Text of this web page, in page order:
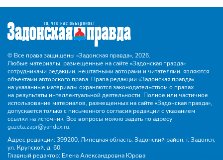
© Все права защищены «Задонская правда», 2026.
Любые материалы, размещенные на сайте «Задонская правда»
сотрудниками редакции, нештатными авторами и читателями, являются
объектами авторского права. Права редакции «Задонская правда»
на указанные материалы охраняются законодательством о правах
на результаты интеллектуальной деятельности. Полное или частичное
использование материалов, размещенных на сайте «Задонская правда»,
допускается только с письменного согласия редакции с указанием
ссылки на источник. Все вопросы можно задать по адресу
gazeta.zapr@yandex.ru.
Адрес редакции: 399200, Липецкая область, Задонский район, г. Задонск,
ул. Крупской, д. 60.
Главный редактор: Елена Александровна Юрова